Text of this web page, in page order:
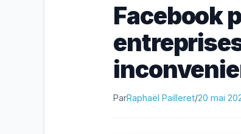
Facebook
ParRaphaël Pailleret/20 mai